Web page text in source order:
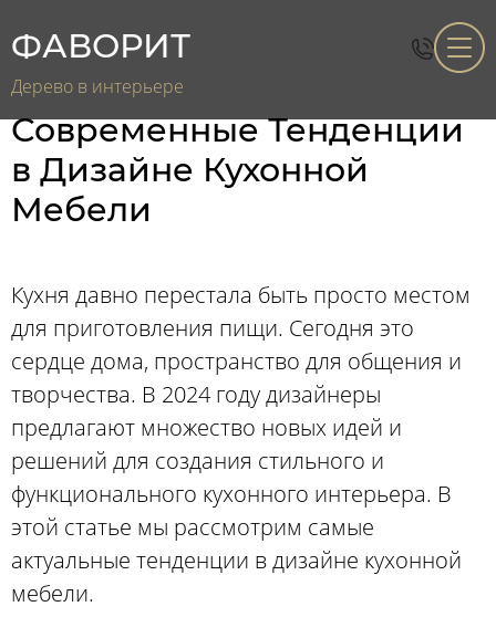
ФАВОРИТ
Дерево в интерьере
Современные Тенденции
в Дизайне Кухонной
Мебели
Кухня давно перестала быть просто местом
для приготовления пищи. Сегодня это
сердце дома, пространство для общения и
творчества. В 2024 году дизайнеры
предлагают множество новых идей и
решений для создания стильного и
функционального кухонного интерьера. В
этой статье мы рассмотрим самые
актуальные тенденции в дизайне кухонной
мебели.